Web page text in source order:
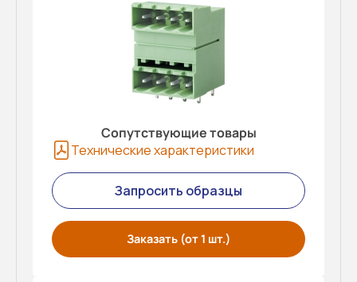
Сопутствующие товары
Технические характеристики
Запросить образцы
Заказать (от 1 шт.)